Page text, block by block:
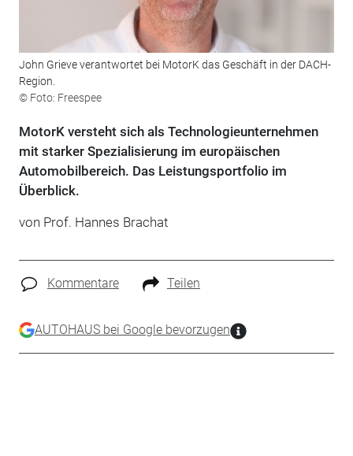
John Grieve verantwortet bei MotorK das Geschäft in der DACH-
Region.
© Foto: Freespee
MotorK versteht sich als Technologieunternehmen
mit starker Spezialisierung im europäischen
Automobilbereich. Das Leistungsportfolio im
Überblick.
von Prof. Hannes Brachat
Kommentare Teilen
AUTOHAUS bei Google bevorzugen